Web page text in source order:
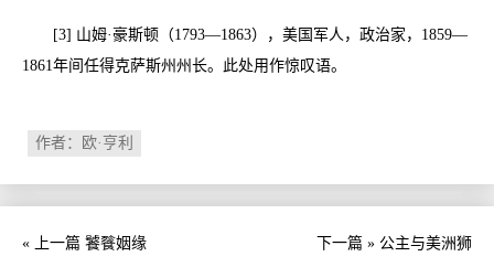
[3] 山姆·豪斯顿（1793—1863），美国军人，政治家，1859—
1861年间任得克萨斯州州长。此处用作惊叹语。
作者：欧·亨利
« 上一篇 饕餮姻缘 下一篇 » 公主与美洲狮